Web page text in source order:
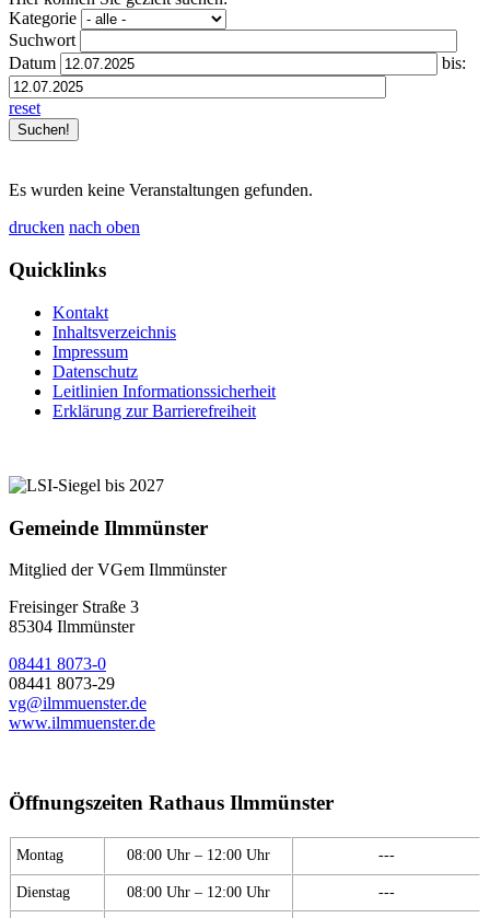
Kategorie
Suchwort
Datum
bis:
reset
Es wurden keine Veranstaltungen gefunden.
drucken nach oben
Quicklinks
Kontakt
Inhaltsverzeichnis
Impressum
Datenschutz
Leitlinien Informationssicherheit
Erklärung zur Barrierefreiheit
Gemeinde Ilmmünster
Mitglied der VGem Ilmmünster
Freisinger Straße 3
85304 Ilmmünster
08441 8073-0
08441 8073-29
vg@ilmmuenster.de
www.ilmmuenster.de
Öffnungszeiten Rathaus Ilmmünster
Montag 08:00 Uhr – 12:00 Uhr ---
Dienstag 08:00 Uhr – 12:00 Uhr ---